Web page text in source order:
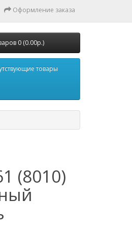
Оформление заказа
0 (0.00р.)
товары
(8010)